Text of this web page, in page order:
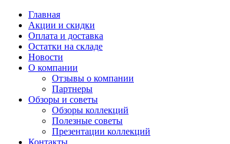
Главная
Акции и скидки
Оплата и доставка
Остатки на складе
Новости
О компании
Отзывы о компании
Партнеры
Обзоры и советы
Обзоры коллекций
Полезные советы
Презентации коллекций
Контакты